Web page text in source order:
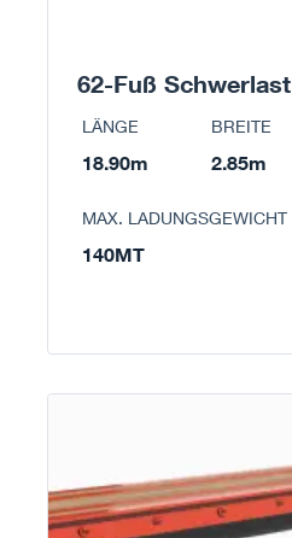
62-Fuß Schwerlast
LÄNGE
18.90m
BREITE
2.85m
MAX. LADUNGSGEWICHT
140MT